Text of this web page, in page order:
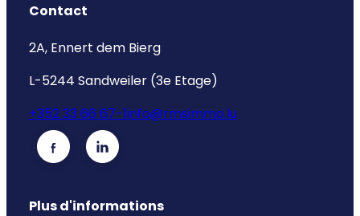
Contact
2A, Ennert dem Bierg
L-5244 Sandweiler (3e Etage)
+352 33 66 67-1info@rmsimmo.lu
Plus d'informations